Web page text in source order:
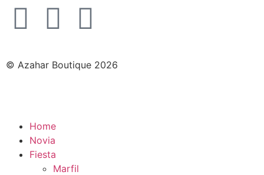
© Azahar Boutique 2026
Home
Novia
Fiesta
Marfil